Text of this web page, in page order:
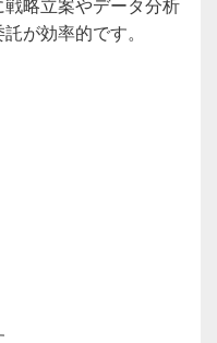
略立案やデータ分析
が効率的です。